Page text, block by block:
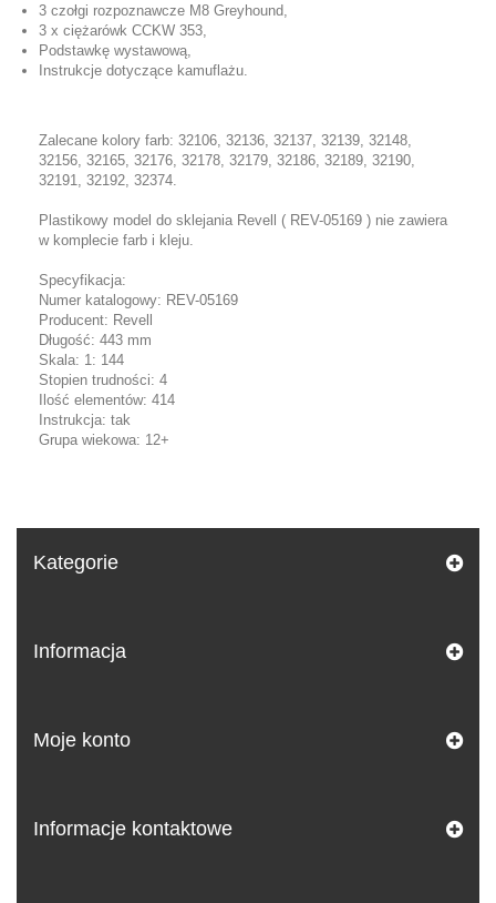
3 czołgi rozpoznawcze M8 Greyhound,
3 x ciężarówk CCKW 353,
Podstawkę wystawową,
Instrukcje dotyczące kamuflażu.
Zalecane kolory farb: 32106, 32136, 32137, 32139, 32148,
32156, 32165, 32176, 32178, 32179, 32186, 32189, 32190,
32191, 32192, 32374.
Plastikowy model do sklejania Revell ( REV-05169 ) nie zawiera
w komplecie farb i kleju.
Specyfikacja:
Numer katalogowy: REV-05169
Producent: Revell
Długość: 443 mm
Skala: 1: 144
Stopien trudności: 4
Ilość elementów: 414
Instrukcja: tak
Grupa wiekowa: 12+
Kategorie
Informacja
Moje konto
Informacje kontaktowe